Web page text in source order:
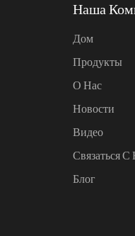
Наша
Дом
Продукты
О Нас
Новости
Видео
Связаться
Блог